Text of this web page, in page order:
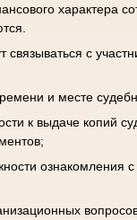
характера
связываться с
и месте
к выдаче копий
ознакомления